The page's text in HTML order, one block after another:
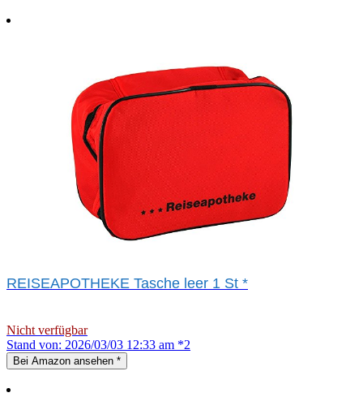
REISEAPOTHEKE Tasche leer 1 St *
Nicht verfügbar
Stand von: 2026/03/03 12:33 am *2
Bei Amazon ansehen *